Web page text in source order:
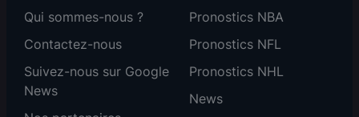
Qui sommes-nous ?
Contactez-nous
Suivez-nous sur Google
News
Pronostics NBA
Pronostics NFL
Pronostics NHL
News